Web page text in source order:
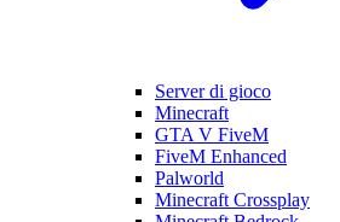
Server di gioco
Minecraft
GTA V FiveM
FiveM Enhanced
Palworld
Minecraft Crossplay